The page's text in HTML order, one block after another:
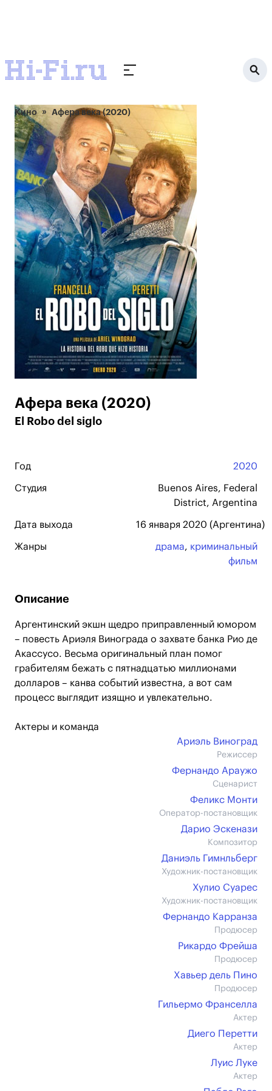
Кино Афера века (2020)
Афера века (2020)
El Robo del siglo
Год 2020
Студия
Buenos Aires, Federal
District, Argentina
Дата выхода 16 января 2020 (Аргентина)
Жанры драма, криминальный
фильм
Описание
Аргентинский экшн щедро приправленный юмором
– повесть Ариэля Винограда о захвате банка Рио де
Акассусо. Весьма оригинальный план помог
грабителям бежать с пятнадцатью миллионами
долларов – канва событий известна, а вот сам
процесс выглядит изящно и увлекательно.
Актеры и команда
Ариэль Виноград
Режиссер
Фернандо Араужо
Сценарист
Феликс Монти
Оператор-постановщик
Дарио Эскенази
Композитор
Даниэль Гимнльберг
Художник-постановщик
Хулио Суарес
Художник-постановщик
Фернандо Карранза
Продюсер
Рикардо Фрейша
Продюсер
Хавьер дель Пино
Продюсер
Гильермо Франселла
Актер
Диего Перетти
Актер
Луис Луке
Актер